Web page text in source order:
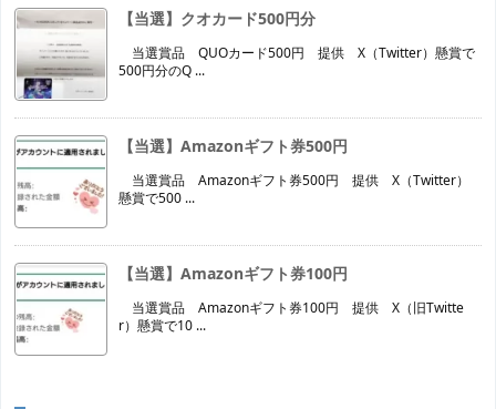
【当選】クオカード500円分
当選賞品 QUOカード500円 提供 X（Twitter）懸賞で
500円分のQ ...
【当選】Amazonギフト券500円
当選賞品 Amazonギフト券500円 提供 X（Twitter）
懸賞で500 ...
【当選】Amazonギフト券100円
当選賞品 Amazonギフト券100円 提供 X（旧Twitte
r）懸賞で10 ...